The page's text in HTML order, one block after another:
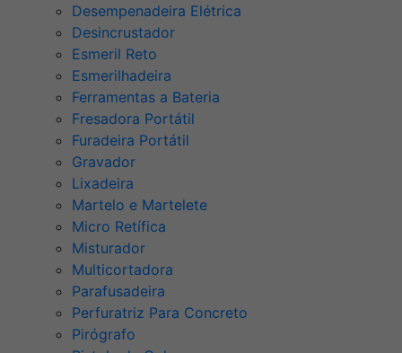
Desempenadeira Elétrica
Desincrustador
Esmeril Reto
Esmerilhadeira
Ferramentas a Bateria
Fresadora Portátil
Furadeira Portátil
Gravador
Lixadeira
Martelo e Martelete
Micro Retífica
Misturador
Multicortadora
Parafusadeira
Perfuratriz Para Concreto
Pirógrafo